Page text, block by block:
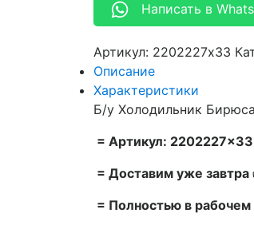
Написать в
Артикул: 2202227x33
Описание
Характеристики
Б/у Холодильник Бирюса
= Артикул: 2202227×33
= Доставим уже завтра
= Полностью в рабочем